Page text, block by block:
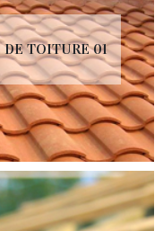
DE TOITURE 01